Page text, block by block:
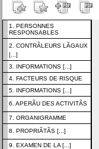
1. PERSONNES
RESPONSABLES
2. CONTRÃLEURS LÃGAUX
[...]
3. INFORMATIONS [...]
4. FACTEURS DE RISQUE
5. INFORMATIONS [...]
6. APERÃU DES ACTIVITÃS
7. ORGANIGRAMME
8. PROPRIÃTÃS [...]
9. EXAMEN DE LA [...]